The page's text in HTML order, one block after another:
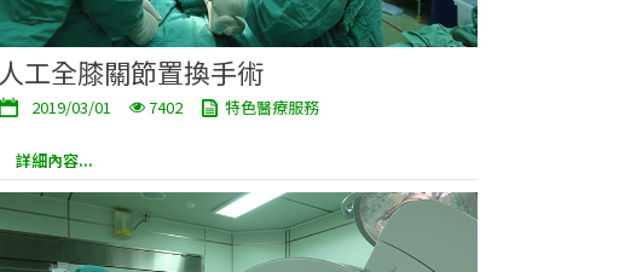
人工全膝關節置換手術
2019/03/01 7402 特色醫療服務
詳細內容...